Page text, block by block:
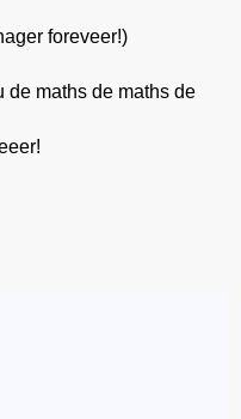
foreveer!)
de maths de maths de